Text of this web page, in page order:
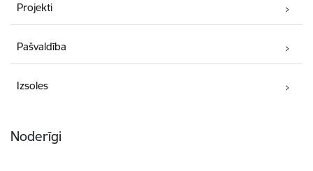
Projekti
Pašvaldība
Izsoles
Noderīgi